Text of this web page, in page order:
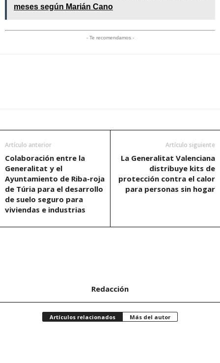
meses según Marián Cano
- Te recomendamos -
Artículo anterior
Colaboración entre la
Generalitat y el
Ayuntamiento de Riba-roja
de Túria para el desarrollo
de suelo seguro para
viviendas e industrias
Artículo siguiente
La Generalitat Valenciana
distribuye kits de
protección contra el calor
para personas sin hogar
Redacción
Artículos relacionados Más del autor